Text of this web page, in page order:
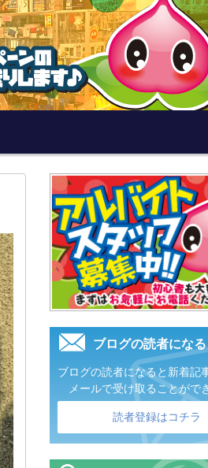
ブログの読者になる
ブログの読者になると新着記
メールで受け取ることがで
読者登録はコチラ